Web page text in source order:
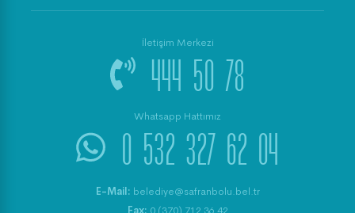
İletişim Merkezi
444 50 78
Whatsapp Hattımız
0 532 327 62 04
E-Mail: belediye@safranbolu.bel.tr
Fax: 0 (370) 712 36 42